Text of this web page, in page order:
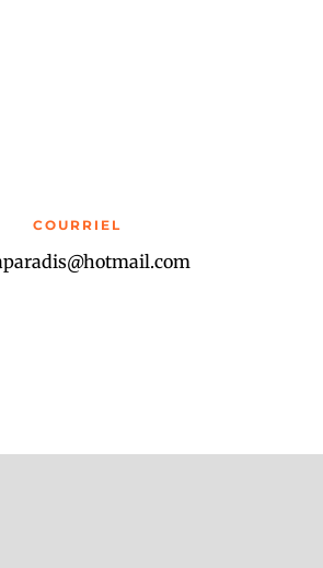
COURRIEL